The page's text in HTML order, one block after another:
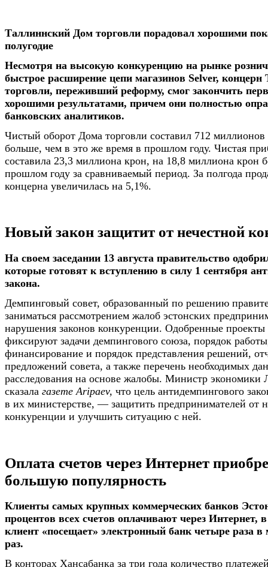
Таллиннский Дом торговли порадовал хорошими
полугодие
Несмотря на высокую конкуренцию на рынке
быстрое расширение цепи магазинов Selver,
торговли, переживший реформу, смог закончить
хорошими результатами, причем они полностью
банковских аналитиков.
Чистый оборот Дома торговли составил 712
больше, чем в это же время в прошлом году. Чистая
составила 23,3 миллиона крон, на 18,8 миллиона крон
прошлом году за сравниваемый период. За полгода
концерна увеличилась на 5,1%.
Новый закон защитит от нечестной
На своем заседании 13 августа правительство
которые готовят к вступлению в силу 1 сентября
закона.
Демпинговый совет, образованный по решению
заниматься рассмотрением жалоб эстонских
нарушения законов конкуренции. Одобренные проекты
фиксируют задачи демпингового союза, порядок
финансирование и порядок представления решений,
предложений совета, а также перечень необходимых
расследования на основе жалобы. Министр экономики
сказала газете Aripaev, что цель антидемпингового
в их министерстве, — защитить предпринимателей от
конкуренции и улучшить ситуацию с ней.
Оплата счетов через Интернет
большую популярность
Клиенты самых крупных коммерческих банков
процентов всех счетов оплачивают через Интернет,
клиент «посещает» электронный банк четыре раза в
раз.
В конторах Хансабанка за три года количество